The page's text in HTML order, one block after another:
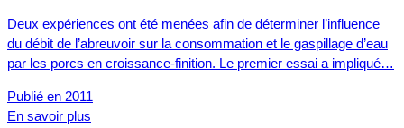
Deux expériences ont été menées afin de déterminer l’influence
du débit de l’abreuvoir sur la consommation et le gaspillage d’eau
par les porcs en croissance-finition. Le premier essai a impliqué…
Publié en 2011
En savoir plus